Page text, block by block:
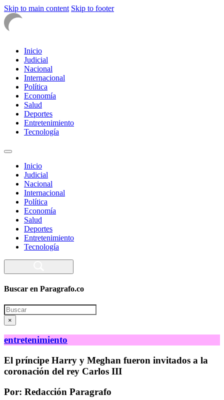
Skip to main content Skip to footer
Inicio
Judicial
Nacional
Internacional
Política
Economía
Salud
Deportes
Entretenimiento
Tecnología
Inicio
Judicial
Nacional
Internacional
Política
Economía
Salud
Deportes
Entretenimiento
Tecnología
Buscar en Paragrafo.co
Search
×
entretenimiento
El príncipe Harry y Meghan fueron invitados a la
coronación del rey Carlos III
Por: Redacción Paragrafo